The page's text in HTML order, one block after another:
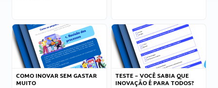
COMO INOVAR SEM GASTAR
MUITO
TESTE – VOCÊ SABIA QUE
INOVAÇÃO É PARA TODOS?